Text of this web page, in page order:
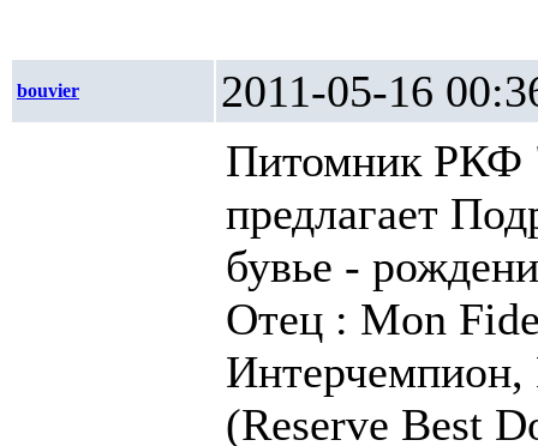
bouvier 2011-05-16
Питомник РКФ
предлагает
бувье -
Отец : Mon
(Reserve Best